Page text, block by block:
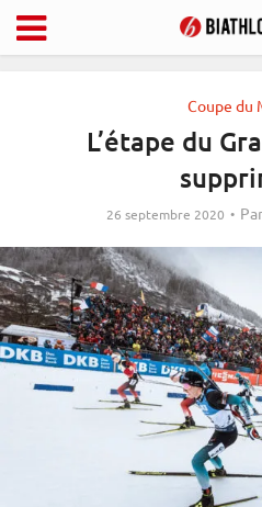
Coupe du
L’étape du
26 septembre 2020 Par